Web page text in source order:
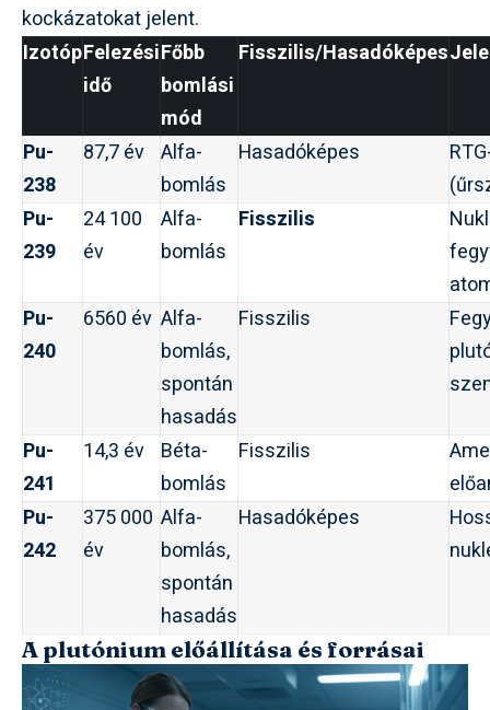
kockázatokat jelent.
IzotópFelezési
idő
Főbb
bomlási
mód
Fisszilis/Hasadóképes
Pu-
238
87,7 év Alfa-
bomlás
Hasadóképes
Pu-
239
24 100
év
Alfa-
bomlás
Fisszilis
Pu-
240
6560 év Alfa-
bomlás,
spontán
hasadás
Fisszilis
Pu-
241
14,3 év Béta-
bomlás
Fisszilis
Pu-
242
375 000
év
Alfa-
bomlás,
spontán
hasadás
Hasadóképes
A plutónium előállítása és forrásai